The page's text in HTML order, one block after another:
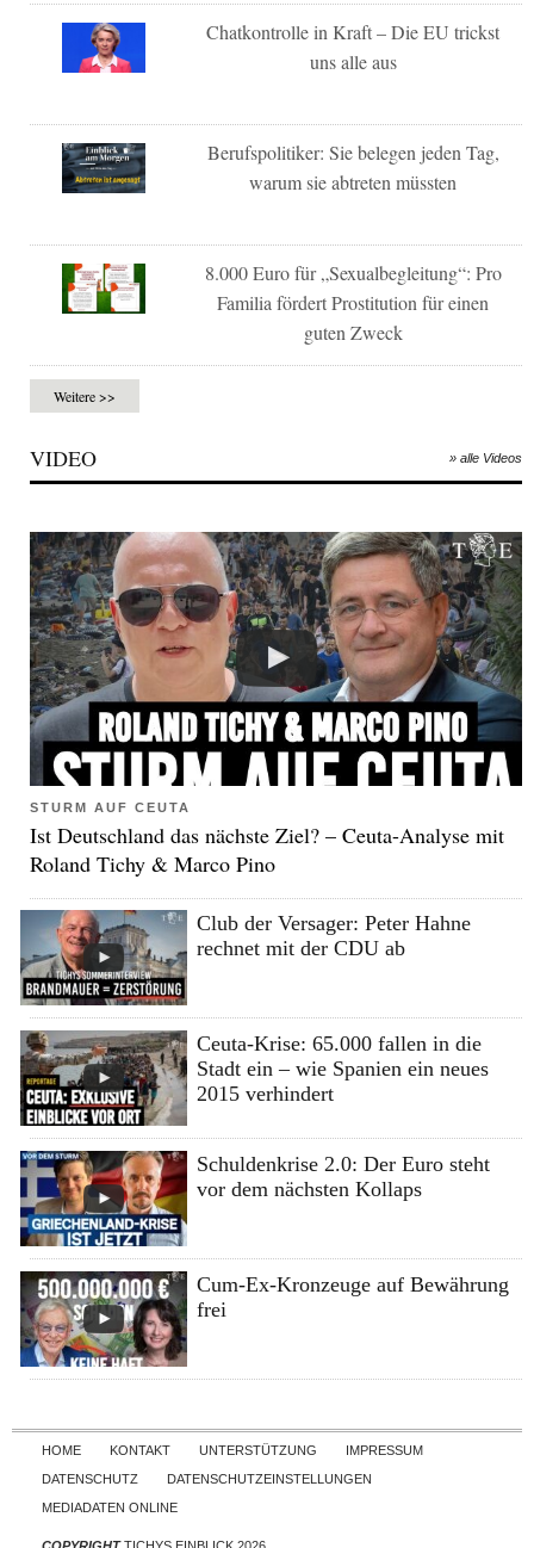
Chatkontrolle in Kraft – Die EU trickst
uns alle aus
Berufspolitiker: Sie belegen jeden Tag,
warum sie abtreten müssten
8.000 Euro für „Sexualbegleitung“: Pro
Familia fördert Prostitution für einen
guten Zweck
Weitere >>
VIDEO » alle Videos
STURM AUF CEUTA
Ist Deutschland das nächste Ziel? – Ceuta-Analyse mit
Roland Tichy & Marco Pino
Club der Versager: Peter Hahne
rechnet mit der CDU ab
Ceuta-Krise: 65.000 fallen in die
Stadt ein – wie Spanien ein neues
2015 verhindert
Schuldenkrise 2.0: Der Euro steht
vor dem nächsten Kollaps
Cum-Ex-Kronzeuge auf Bewährung
frei
Skip to content
HOME KONTAKT UNTERSTÜTZUNG
IMPRESSUM
DATENSCHUTZ
DATENSCHUTZEINSTELLUNGEN
MEDIADATEN ONLINE